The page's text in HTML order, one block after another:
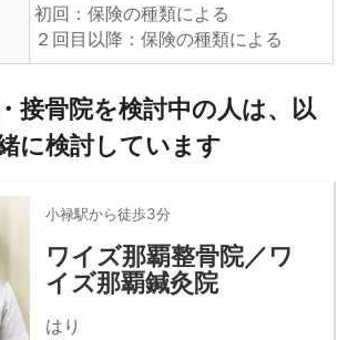
初回：保険の種類による
２回目以降：保険の種類による
接骨院を検討中の人は、以
に検討しています
小禄駅から徒歩3分
ワイズ那覇整骨院／ワ
イズ那覇鍼灸院
はり